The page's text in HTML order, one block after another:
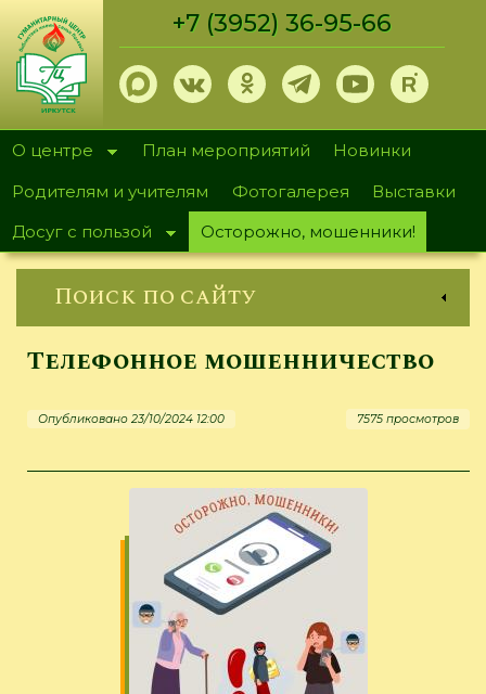
Перейти
основному
содержанию
+7 (3952) 36-95-66
О центре План мероприятий
Новинки
Родителям и учителям
Фотогалерея
Выставки
Досуг с пользой
Осторожно, мошенники!
Поиск по сайту
Телефонное мошенничество
Опубликовано 23/10/2024 12:00 7575 просмотров